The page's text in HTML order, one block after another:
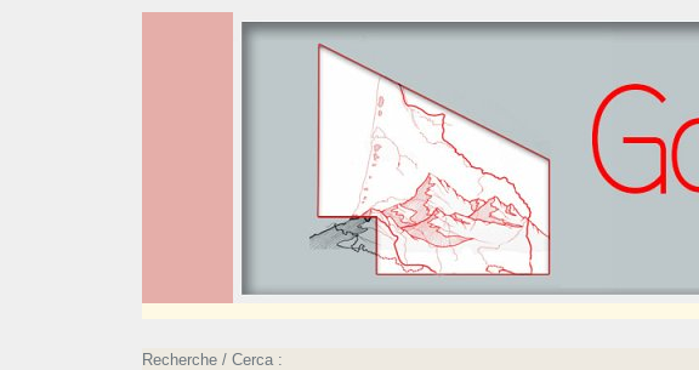
Recherche / Cerca :